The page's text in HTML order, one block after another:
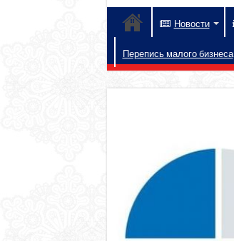
Новости
Перепись малого бизнеса